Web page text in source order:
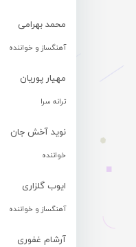
محمد بهرامی
آهنگساز و خواننده
مهیار پوریان
ترانه سرا
نوید آخش جان
خواننده
ایوب گلزاری
آهنگساز و خواننده
آرشام غفوری